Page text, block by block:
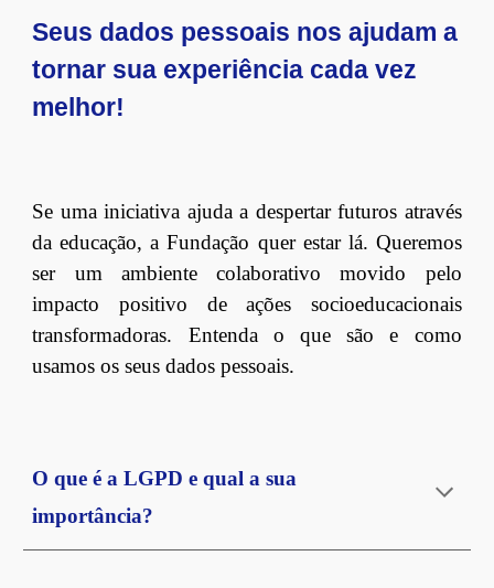
Seus dados pessoais nos ajudam a
tornar sua experiência cada vez
melhor!
Se uma iniciativa ajuda a despertar futuros através
da educação, a Fundação quer estar lá. Queremos
ser um ambiente colaborativo movido pelo
impacto positivo de ações socioeducacionais
transformadoras. Entenda o que são e como
usamos os seus dados pessoais.
O que é a LGPD e qual a sua
importância?